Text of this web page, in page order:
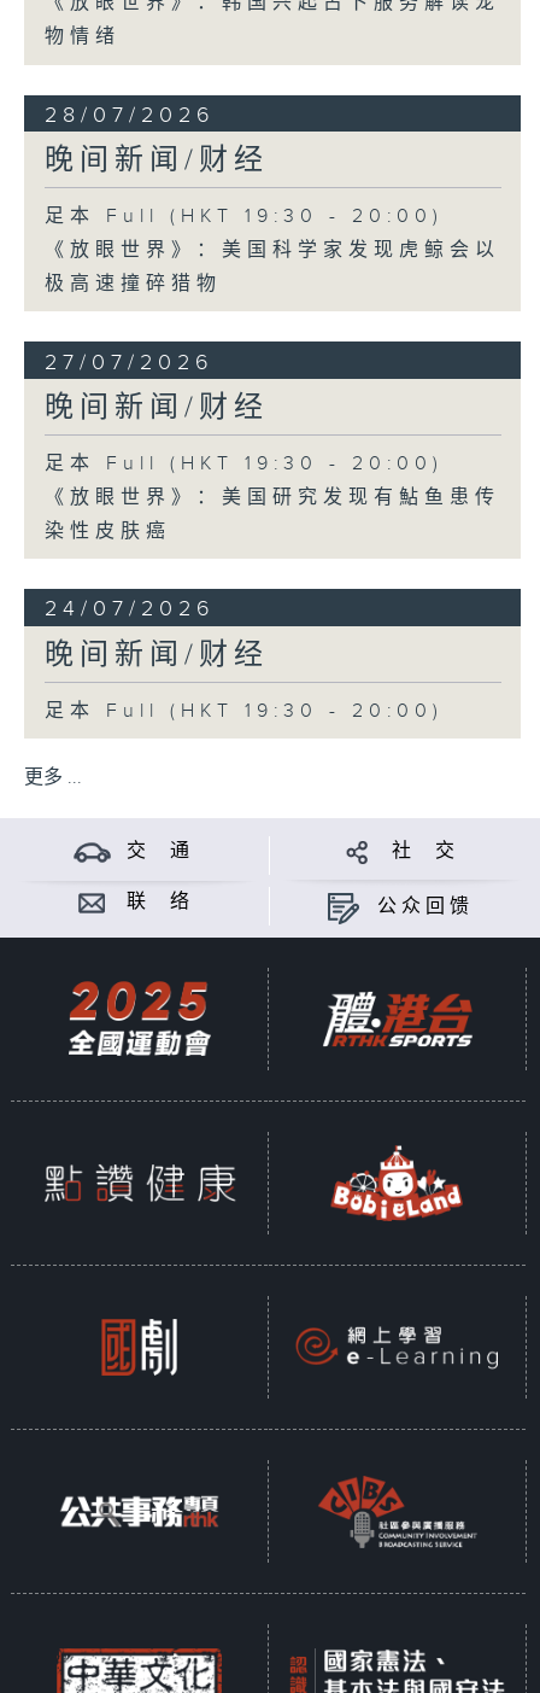
物情绪
28/07/2026
晚间新闻/财经
足本 Full (HKT 19:30 - 20:00)
《放眼世界》：美国科学家发现虎鲸会以
极高速撞碎猎物
27/07/2026
晚间新闻/财经
足本 Full (HKT 19:30 - 20:00)
《放眼世界》：美国研究发现有鮎鱼患传
染性皮肤癌
24/07/2026
晚间新闻/财经
足本 Full (HKT 19:30 - 20:00)
更多 ...
交 通 社 交
联 络 公众回馈